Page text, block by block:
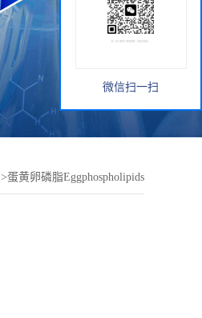
>蛋黄卵磷脂Eggphospholipids
微信扫一扫